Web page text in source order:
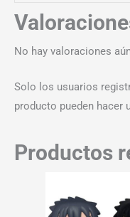
No hay valoraciones
Solo los usuarios
producto pueden hacer
Productos